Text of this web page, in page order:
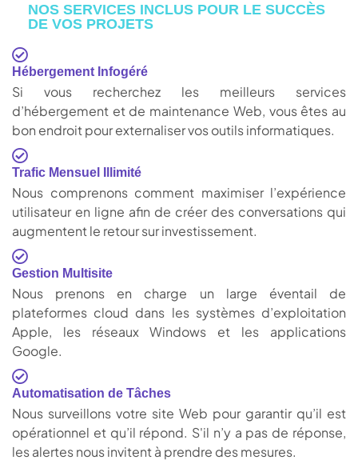
NOS SERVICES INCLUS POUR LE SUCCÈS
DE VOS PROJETS
Hébergement Infogéré
Si vous recherchez les meilleurs services
d’hébergement et de maintenance Web, vous êtes au
bon endroit pour externaliser vos outils informatiques.
Trafic Mensuel Illimité
Nous comprenons comment maximiser l’expérience
utilisateur en ligne afin de créer des conversations qui
augmentent le retour sur investissement.
Gestion Multisite
Nous prenons en charge un large éventail de
plateformes cloud dans les systèmes d’exploitation
Apple, les réseaux Windows et les applications
Google.
Automatisation de Tâches
Nous surveillons votre site Web pour garantir qu’il est
opérationnel et qu’il répond. S'il n’y a pas de réponse,
les alertes nous invitent à prendre des mesures.